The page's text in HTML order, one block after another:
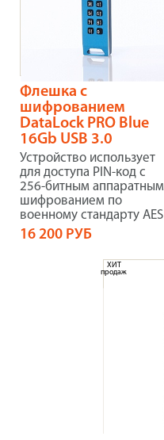
Флешка с
шифрованием
DataLock PRO Blue
16Gb USB 3.0
Устройство использует
для доступа PIN-код с
256-битным аппаратным
шифрованием по
военному стандарту AES
16 200 РУБ
ХИТ
продаж